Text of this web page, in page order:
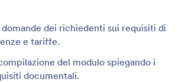
domande dei richiedenti sui requisiti di
e tariffe.
del modulo spiegando i
documentali.